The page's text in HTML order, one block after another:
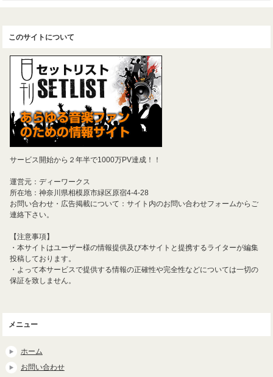
このサイトについて
サービス開始から２年半で1000万PV達成！！
運営元：ディーワークス
所在地：神奈川県相模原市緑区原宿4-4-28
お問い合わせ・広告掲載について：サイト内のお問い合わせフォームからご
連絡下さい。
【注意事項】
・本サイトはユーザー様の情報提供及び本サイトと提携するライターが編集
投稿しております。
・よって本サービスで提供する情報の正確性や完全性などについては一切の
保証を致しません。
メニュー
ホーム
お問い合わせ